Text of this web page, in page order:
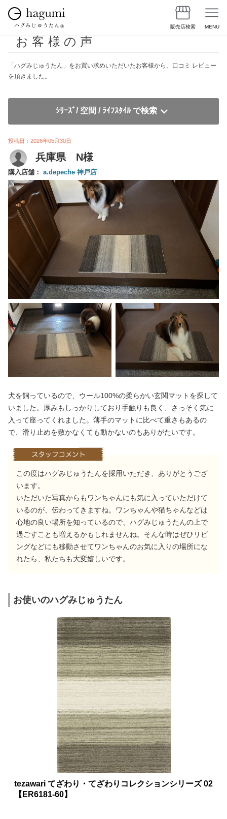
販売店検索 MENU
お客様の声
「ハグみじゅうたん」をお買い求めいただいたお客様から、口コミ レビュー
を頂きました。
ｼﾘｰｽﾞ/ 空間 / ﾗｲﾌｽﾀｲﾙ で検索
投稿日：2026年05月30日
兵庫県 N様
購入店舗： a.depeche 神戸店
犬を飼っているので、ウール100%の柔らかい玄関マットを探して
いました。厚みもしっかりしており手触りも良く、さっそく気に
入って座ってくれました。薄手のマットに比べて重さもあるの
で、滑り止めを敷かなくても動かないのもありがたいです。
この度はハグみじゅうたんを採用いただき、ありがとうござ
います。
いただいた写真からもワンちゃんにも気に入っていただけて
いるのが、伝わってきますね。ワンちゃんや猫ちゃんなどは
心地の良い場所を知っているので、ハグみじゅうたんの上で
過ごすことも増えるかもしれませんね。そんな時はぜひリビ
ングなどにも移動させてワンちゃんのお気に入りの場所にな
れたら、私たちも大変嬉しいです。
お使いのハグみじゅうたん
tezawari てざわり・てざわりコレクションシリーズ 02
【ER6181-60】